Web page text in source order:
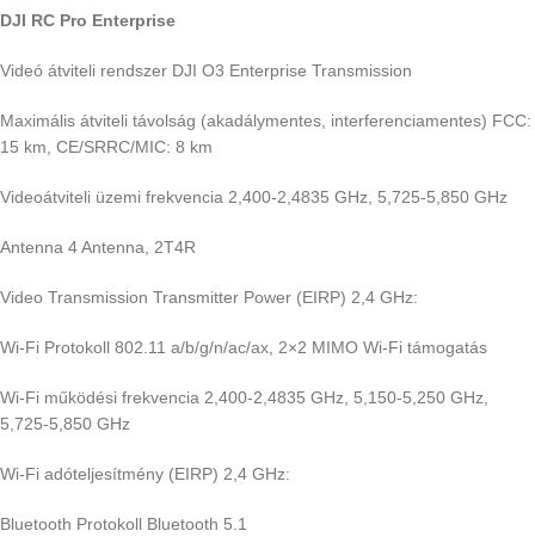
DJI RC Pro Enterprise
Videó átviteli rendszer DJI O3 Enterprise Transmission
Maximális átviteli távolság (akadálymentes, interferenciamentes) FCC:
15 km, CE/SRRC/MIC: 8 km
Videoátviteli üzemi frekvencia 2,400-2,4835 GHz, 5,725-5,850 GHz
Antenna 4 Antenna, 2T4R
Video Transmission Transmitter Power (EIRP) 2,4 GHz:
Wi-Fi Protokoll 802.11 a/b/g/n/ac/ax, 2×2 MIMO Wi-Fi támogatás
Wi-Fi működési frekvencia 2,400-2,4835 GHz, 5,150-5,250 GHz,
5,725-5,850 GHz
Wi-Fi adóteljesítmény (EIRP) 2,4 GHz:
Bluetooth Protokoll Bluetooth 5.1